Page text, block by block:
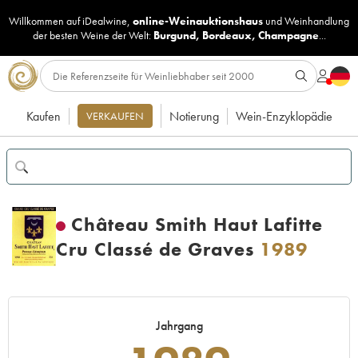
Willkommen auf iDealwine, online-Weinauktionshaus undWeinhandlung
der besten Weine der Welt: Burgund, Bordeaux, Champagne...
Kaufen VERKAUFEN Notierung Wein-Enzyklopädie
Château Smith Haut Lafitte
Cru Classé de Graves 1989
Jahrgang